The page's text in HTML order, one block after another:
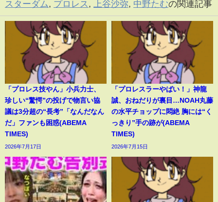
スターダム, プロレス , 上谷沙弥, 中野たむの関連記事
「プロレス技やん」小兵力士、
珍しい“驚愕”の投げで物言い協
議は3分超の“長考”「なんだなん
だ」ファンも困惑(ABEMA
TIMES)
2026年7月17日
「プロレスラーやばい！」神龍
誠、おねだりが裏目…NOAH丸藤
の水平チョップに悶絶 胸には“く
っきり”手の跡が(ABEMA
TIMES)
2026年7月15日